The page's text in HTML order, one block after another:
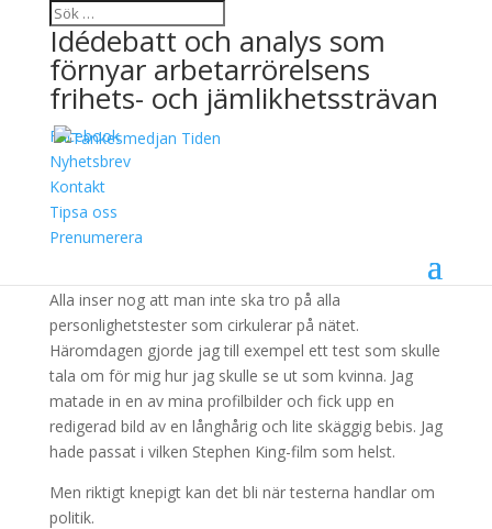
Idédebatt och analys som
förnyar arbetarrörelsens
frihets- och jämlikhetssträvan
Facebook
Nyhetsbrev
Kontakt
Tipsa oss
Prenumerera
Ett ovanligt korkat
Facebook-test
14 februari, 2018
Alla inser nog att man inte ska tro på alla
personlighetstester som cirkulerar på nätet.
Häromdagen gjorde jag till exempel ett test som skulle
tala om för mig hur jag skulle se ut som kvinna. Jag
matade in en av mina profilbilder och fick upp en
redigerad bild av en långhårig och lite skäggig bebis. Jag
hade passat i vilken Stephen King-film som helst.
Men riktigt knepigt kan det bli när testerna handlar om
politik.